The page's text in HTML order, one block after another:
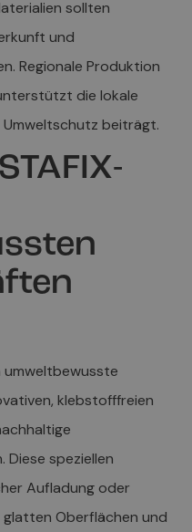
sollten
und
Regionale Produktion
die lokale
beiträgt.
klebstofffreien
Diese speziellen
Aufladung oder
Oberflächen und